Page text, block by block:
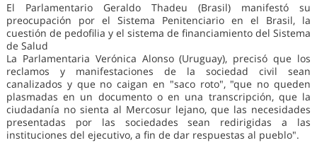
El Parlamentario Geraldo Thadeu (Brasil) manifestó su
preocupación por el Sistema Penitenciario en el Brasil, la
cuestión de pedofilia y el sistema de financiamiento del Sistema
de Salud
La Parlamentaria Verónica Alonso (Uruguay), precisó que los
reclamos y manifestaciones de la sociedad civil sean
canalizados y que no caigan en "saco roto", "que no queden
plasmadas en un documento o en una transcripción, que la
ciudadanía no sienta al Mercosur lejano, que las necesidades
presentadas por las sociedades sean redirigidas a las
instituciones del ejecutivo, a fin de dar respuestas al pueblo".